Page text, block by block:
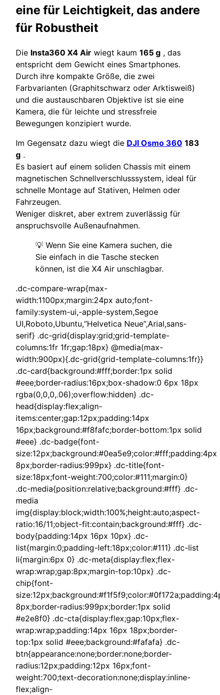
eine für Leichtigkeit, das andere
für Robustheit
Die Insta360 X4 Air wiegt kaum 165 g , das
entspricht dem Gewicht eines Smartphones.
Durch ihre kompakte Größe, die zwei
Farbvarianten (Graphitschwarz oder Arktisweiß)
und die austauschbaren Objektive ist sie eine
Kamera, die für leichte und stressfreie
Bewegungen konzipiert wurde.
Im Gegensatz dazu wiegt die DJI Osmo 360 183
g .
Es basiert auf einem soliden Chassis mit einem
magnetischen Schnellverschlusssystem, ideal für
schnelle Montage auf Stativen, Helmen oder
Fahrzeugen.
Weniger diskret, aber extrem zuverlässig für
anspruchsvolle Außenaufnahmen.
💡 Wenn Sie eine Kamera suchen, die
Sie einfach in die Tasche stecken
können, ist die X4 Air unschlagbar.
.dc-compare-wrap{max-
width:1100px;margin:24px auto;font-
family:system-ui,-apple-system,Segoe
UI,Roboto,Ubuntu,“Helvetica Neue“,Arial,sans-
serif} .dc-grid{display:grid;grid-template-
columns:1fr 1fr;gap:18px} @media(max-
width:900px){.dc-grid{grid-template-columns:1fr}}
.dc-card{background:#fff;border:1px solid
#eee;border-radius:16px;box-shadow:0 6px 18px
rgba(0,0,0,.06);overflow:hidden} .dc-
head{display:flex;align-
items:center;gap:12px;padding:14px
16px;background:#f8fafc;border-bottom:1px solid
#eee} .dc-badge{font-
size:12px;background:#0ea5e9;color:#fff;padding:4px
8px;border-radius:999px} .dc-title{font-
size:18px;font-weight:700;color:#111;margin:0}
.dc-media{position:relative;background:#fff} .dc-
media
img{display:block;width:100%;height:auto;aspect-
ratio:16/11;object-fit:contain;background:#fff} .dc-
body{padding:14px 16px 10px} .dc-
list{margin:0;padding-left:18px;color:#111} .dc-list
li{margin:6px 0} .dc-meta{display:flex;flex-
wrap:wrap;gap:8px;margin-top:10px} .dc-
chip{font-
8px;border-radius:999px;border:1px solid
#e2e8f0} .dc-cta{display:flex;gap:10px;flex-
wrap:wrap;padding:14px 16px 18px;border-
top:1px solid #eee;background:#fafafa} .dc-
btn{appearance:none;border:none;border-
radius:12px;padding:12px 16px;font-
weight:700;text-decoration:none;display:inline-
flex;align-